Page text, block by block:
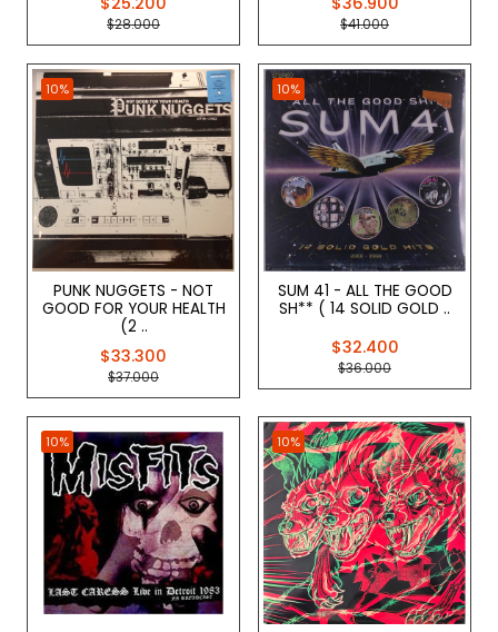
$28.000 $41.000
10%
PUNK NUGGETS - NOT
GOOD FOR YOUR HEALTH
(2 ..
$33.300
$37.000
10%
SUM 41 - ALL THE GOOD
SH** ( 14 SOLID GOLD ..
$32.400
$36.000
10% 10%